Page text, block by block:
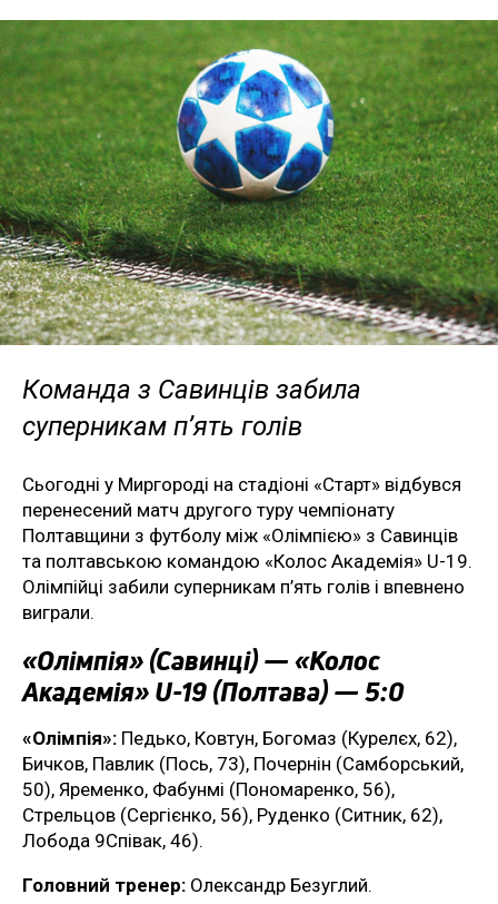
Команда з Савинців забила
суперникам п’ять голів
Сьогодні у Миргороді на стадіоні «Старт» відбувся
перенесений матч другого туру чемпіонату
Полтавщини з футболу між «Олімпією» з Савинців
та полтавською командою «Колос Академія» U-19.
Олімпійці забили суперникам п’ять голів і впевнено
виграли.
«Олімпія» (Савинці) — «Колос
Академія» U-19 (Полтава) — 5:0
«Олімпія»: Педько, Ковтун, Богомаз (Курелєх, 62),
Бичков, Павлик (Пось, 73), Почернін (Самборський,
50), Яременко, Фабунмі (Пономаренко, 56),
Стрельцов (Сергієнко, 56), Руденко (Ситник, 62),
Лобода 9Співак, 46).
Головний тренер: Олександр Безуглий.